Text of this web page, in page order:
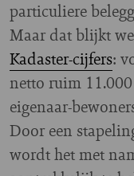
particuliere
Maar dat blijkt
Kadaster-cijfers:
netto ruim
eigenaar-
Door een
wordt het met